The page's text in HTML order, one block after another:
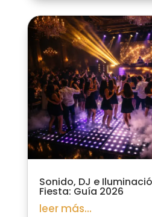
Sonido, DJ e
Fiesta: Guía 2026
leer más...